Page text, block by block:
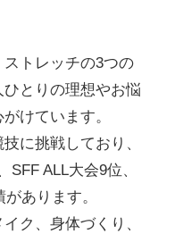
トレッチの3つの
とりの理想やお悩
けています。
に挑戦しており、
SFF ALL大会9位、
あります。
ク、身体づくり、